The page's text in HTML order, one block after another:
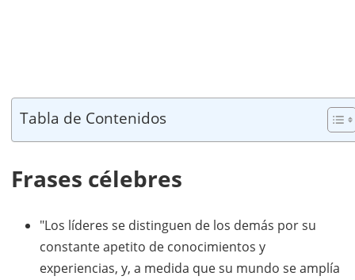
Tabla de Contenidos
Frases célebres
"Los líderes se distinguen de los demás por su
constante apetito de conocimientos y
experiencias, y, a medida que su mundo se amplía